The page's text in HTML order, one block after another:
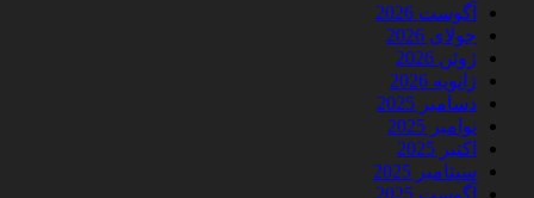
آگوست 2026
جولای 2026
ژوئن 2026
ژانویه 2026
دسامبر 2025
نوامبر 2025
اکتبر 2025
سپتامبر 2025
آگوست 2025